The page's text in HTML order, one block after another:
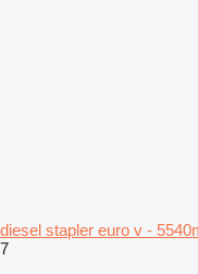
diesel stapler euro v -
7